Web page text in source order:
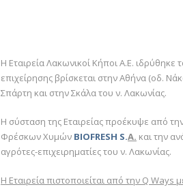
Η Εταιρεία Λακωνικοί Κήποι Α.Ε. ιδρύθηκε
επιχείρησης βρίσκεται στην Αθήνα (οδ.
Σπάρτη και στην Σκάλα του ν. Λακωνίας.
Η σύσταση της Εταιρείας προέκυψε από
Φρέσκων Χυμών BIOFRESH S.A. και την
αγρότες-επιχειρηματίες του ν. Λακωνίας.
Η Εταιρεία πιστοποιείται από την Q Ways